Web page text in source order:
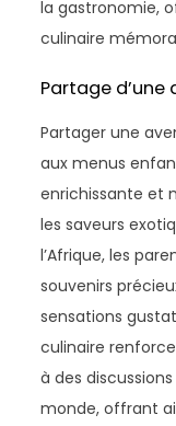
la gastronomie,
culinaire
Partage
Partager une
aux menus
enrichissante et
les saveurs
l’Afrique, les
souvenirs
sensations
culinaire
à des
monde, offrant